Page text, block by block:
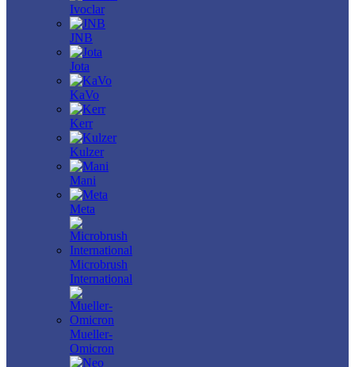
Ivoclar
JNB
Jota
KaVo
Kerr
Kulzer
Mani
Meta
Microbrush
International
Mueller-
Omicron